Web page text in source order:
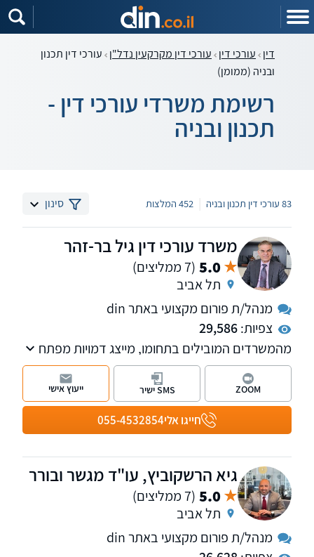
דין עורכי דין עורכי דין מקרקעין נדל"ן עורכי דין תכנון
ובניה (ממומן)
רשימת משרדי עורכי דין -
תכנון ובניה
83 עורכי דין תכנון ובניה 452 המלצות סינון
משרד עורכי דין גיל בר-זהר
5.0 (7 ממליצים)
תל אביב
מנהל/ת פורום מקצועי באתר din
צפיות:29,586
מהמשרדים המובילים בתחומו, מייצג דמויות מפתח
בתקשורת ובטלוויזיה. המשרד מספק שרות
בנושאים: דיני משפחה, עבודה, מקרקעין, קיניין
רוחני ומסחרי
חייגו אלי055-4532854
ZOOM SMS ישיר ייעוץ אישי
גיא הרשקוביץ, עו"ד מגשר ובורר
5.0 (7 ממליצים)
תל אביב
מנהל/ת פורום מקצועי באתר din